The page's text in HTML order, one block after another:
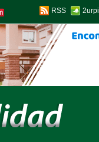
RSS 2urpi